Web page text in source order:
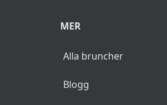
MER
Alla bruncher
Blogg